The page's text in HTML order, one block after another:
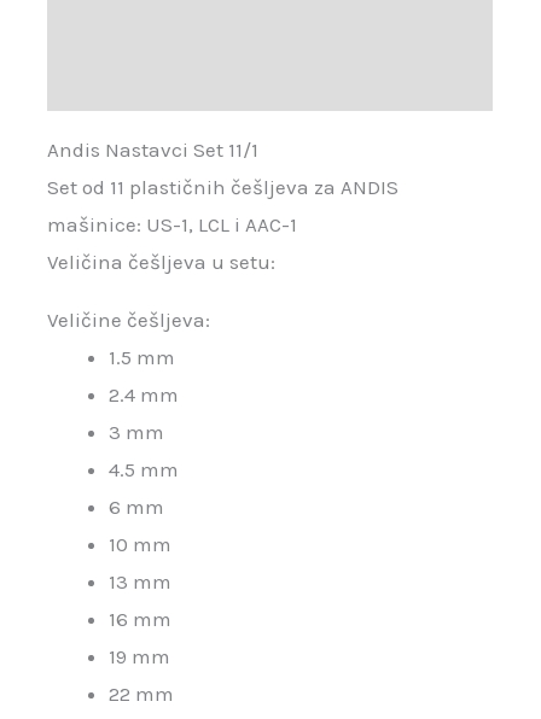
Andis Nastavci Set 11/1
Set od 11 plastičnih češljeva za ANDIS
mašinice: US-1, LCL i AAC-1
Veličina češljeva u setu:
Veličine češljeva:
1.5 mm
2.4 mm
3 mm
4.5 mm
6 mm
10 mm
13 mm
16 mm
19 mm
22 mm